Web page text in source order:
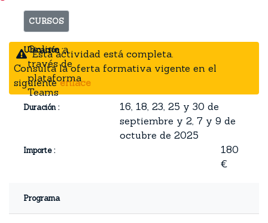
CURSOS
Esta actividad está completa.
Consulta la oferta formativa vigente en el
siguienteenlace
Ubicación :
Online a
través de
plataforma
Teams
Duración :
16, 18, 23, 25 y 30 de
septiembre y 2, 7 y 9 de
octubre de 2025
Importe :
180
€
Programa